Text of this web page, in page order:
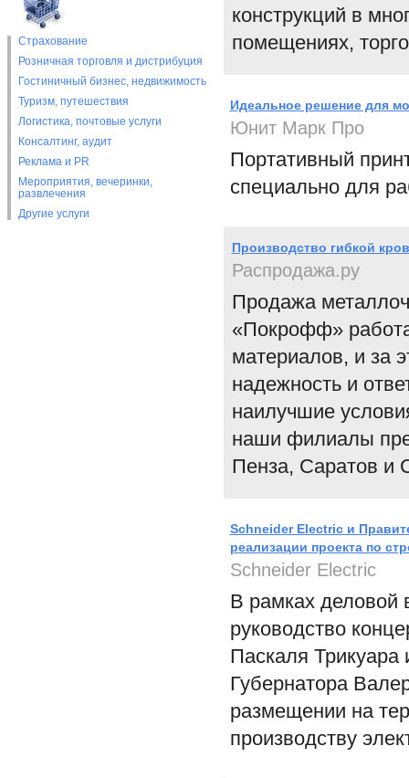
Страхование
Розничная торговля и дистрибуция
Гостиничный бизнес, недвижимость
Туризм, путешествия
Логистика, почтовые услуги
Консалтинг, аудит
Реклама и PR
Мероприятия, вечеринки,
развлечения
Другие услуги
конструкций в
помещениях,
Идеальное решение для
Юнит Марк Про
Портативный
специально для
Производство гибкой
Распродажа.ру
Продажа
«Покрофф»
материалов, и за
надежность и
наилучшие
наши филиалы
Пенза, Саратов и
Schneider Electric и
реализации проекта по
Schneider Electric
В рамках деловой
руководство
Паскаля Трикуара
Губернатора
размещении на
производству